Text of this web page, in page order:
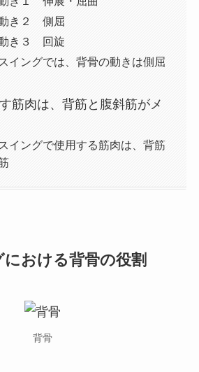
き２ 側屈
き３ 回旋
イングでは、背骨の動きは側屈
筋肉は、背筋と腹斜筋がメ
イングで使用する筋肉は、背筋
おける背骨の役割
背骨